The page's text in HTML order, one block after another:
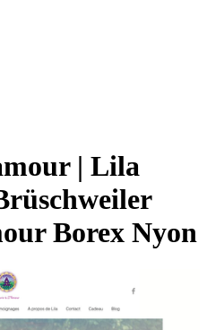
| Lila
Borex Nyon